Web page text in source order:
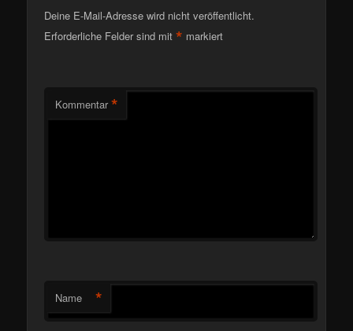
Deine E-Mail-Adresse wird nicht veröffentlicht.
Erforderliche Felder sind mit* markiert
Kommentar *
Name *